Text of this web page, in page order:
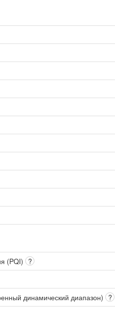
(PQI) ?
динамический диапазон) ?